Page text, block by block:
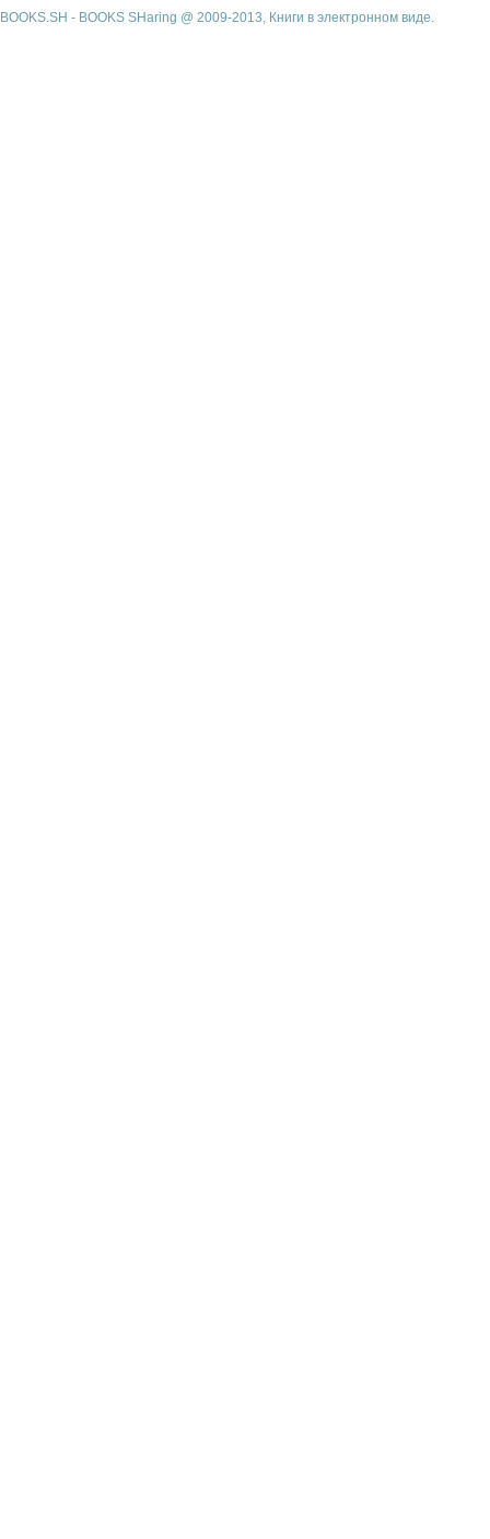
BOOKS.SH - BOOKS SHaring @ 2009-2013, Книги в электронном виде.